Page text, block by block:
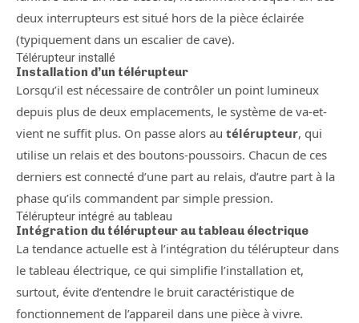
deux interrupteurs est situé hors de la pièce éclairée
(typiquement dans un escalier de cave).
Télérupteur installé
Installation d’un télérupteur
Lorsqu’il est nécessaire de contrôler un point lumineux
depuis plus de deux emplacements, le système de va-et-
vient ne suffit plus. On passe alors au télérupteur, qui
utilise un relais et des boutons-poussoirs. Chacun de ces
derniers est connecté d’une part au relais, d’autre part à la
phase qu’ils commandent par simple pression.
Télérupteur intégré au tableau
Intégration du télérupteur au tableau électrique
La tendance actuelle est à l’intégration du télérupteur dans
le tableau électrique, ce qui simplifie l’installation et,
surtout, évite d’entendre le bruit caractéristique de
fonctionnement de l’appareil dans une pièce à vivre.